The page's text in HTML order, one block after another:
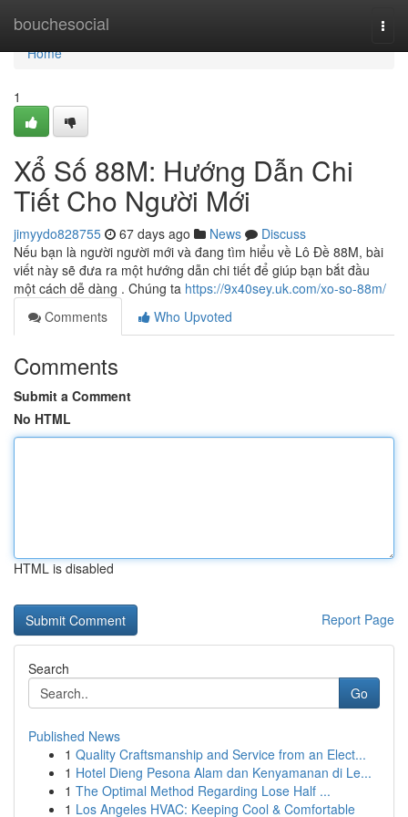
bouchesocial
Home
Home
1
Xổ Số 88M: Hướng Dẫn Chi
Tiết Cho Người Mới
jimyydo828755 67 days ago News
Discuss
Nếu bạn là người người mới và đang tìm hiểu về Lô Đề 88M, bài
viết này sẽ đưa ra một hướng dẫn chi tiết để giúp bạn bắt đầu
một cách dễ dàng . Chúng ta https://9x40sey.uk.com/xo-so-88m/
Comments
Who Upvoted
Comments
Submit a Comment
No HTML
HTML is disabled
Report Page
Search
Go
Published News
1 Quality Craftsmanship and Service from an Elect...
1 Hotel Dieng Pesona Alam dan Kenyamanan di Le...
1 The Optimal Method Regarding Lose Half ...
1 Los Angeles HVAC: Keeping Cool & Comfortable